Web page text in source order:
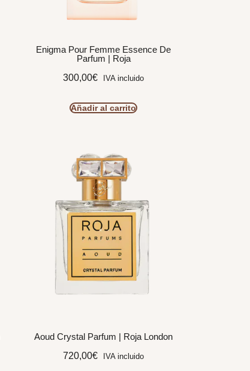
Enigma Pour Femme Essence De
Parfum | Roja
300,00€ IVA incluido
Añadir al carrito
Aoud Crystal Parfum | Roja London
720,00€ IVA incluido